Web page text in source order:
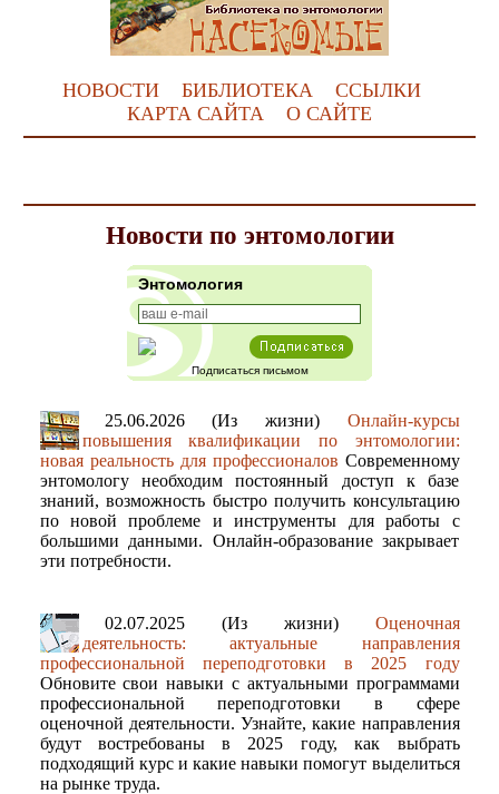
НОВОСТИ БИБЛИОТЕКА
ССЫЛКИ
КАРТА САЙТА
О САЙТЕ
Новости по энтомологии
Энтомология
Подписаться письмом
25.06.2026 (Из жизни) Онлайн-курсы
повышения квалификации по энтомологии:
новая реальность для профессионалов Современному
энтомологу необходим постоянный доступ к базе
знаний, возможность быстро получить консультацию
по новой проблеме и инструменты для работы с
большими данными. Онлайн-образование закрывает
эти потребности.
02.07.2025 (Из жизни) Оценочная
деятельность: актуальные направления
профессиональной переподготовки в 2025 году
Обновите свои навыки с актуальными программами
профессиональной переподготовки в сфере
оценочной деятельности. Узнайте, какие направления
будут востребованы в 2025 году, как выбрать
подходящий курс и какие навыки помогут выделиться
на рынке труда.